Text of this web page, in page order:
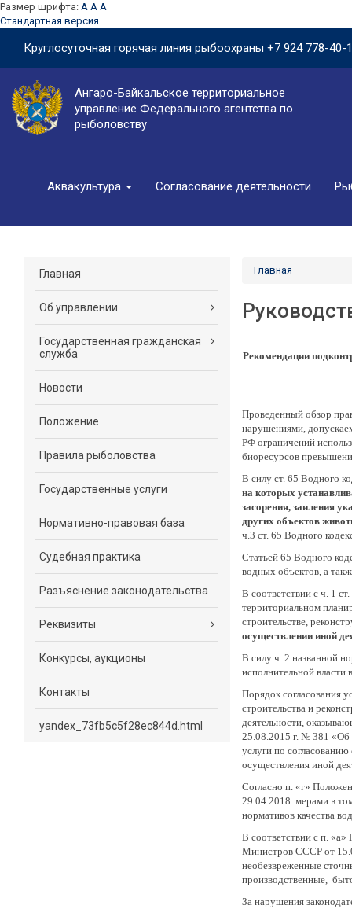
Размер шрифта: A A A
Стандартная версия
Круглосуточная горячая линия рыбоохраны +7 924 778-40-
Ангаро-Байкальское территориальное
управление Федерального агентства по
рыболовству
Аквакультура Согласование деятельности
Главная
Об управлении
Государственная гражданская
служба
Новости
Положение
Правила рыболовства
Государственные услуги
Нормативно-правовая база
Судебная практика
Разъяснение законодательства
Реквизиты
Конкурсы, аукционы
Контакты
yandex_73fb5c5f28ec844d.html
Главная
Рекомендации
Проведенный обзор
нарушениями,
РФ ограничений
биоресурсов
В силу ст. 65 Водного
на которых
засорения, заиления
других объектов
ч.3 ст. 65 Водного
Статьей 65 Водного
водных объектов, а
В соответствии с ч. 1
территориальном
строительстве,
осуществлении иной
В силу ч. 2 названной
исполнительной власти
Порядок согласования
строительства и
деятельности,
25.08.2015 г. № 381 «Об
услуги по
осуществления иной
Согласно п. «г»
29.04.2018 мерами в
нормативов качества
В соответствии с п.
Министров СССР от
необезвреженные
производственные,
За нарушения